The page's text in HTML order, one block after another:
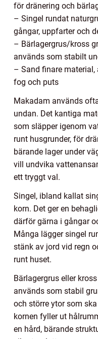
för dränering och
– Singel rundat
gångar, uppfarter och
– Bärlagergrus/kross
används som stabilt
– Sand finare
fog och puts
Makadam används
undan. Det kantiga
som släpper igenom
runt husgrunder, för
bärande lager under
vill undvika
ett tryggt val.
Singel, ibland kallat
korn. Det ger en
därför gärna i gångar
Många lägger singel
stänk av jord vid regn
runt huset.
Bärlagergrus eller
används som stabil
och större ytor som
kornen fyller ut
en hård, bärande